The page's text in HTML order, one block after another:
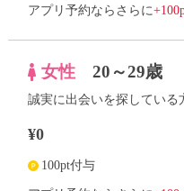
アプリ予約ならさらに
女性 20～29歳
誠実に出会いを探している
¥0
100pt付与